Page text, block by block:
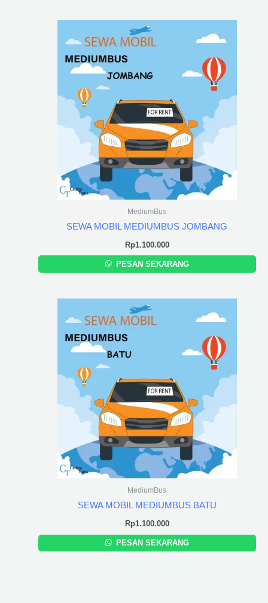
MediumBus
SEWA MOBIL MEDIUMBUS JOMBANG
Rp1.100.000
PESAN SEKARANG
MediumBus
SEWA MOBIL MEDIUMBUS BATU
Rp1.100.000
PESAN SEKARANG